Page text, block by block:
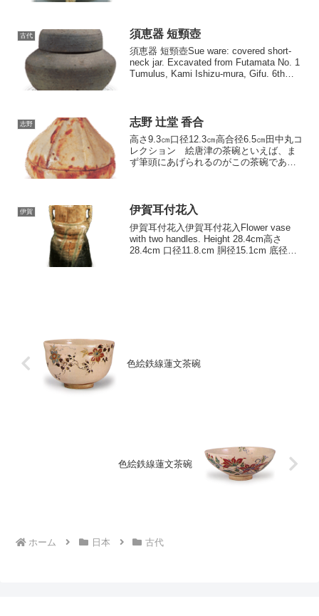
古代 須恵器 短頸壺
須恵器 短頸壺Sue ware: covered short-
neck jar. Excavated from Futamata No. 1
Tumulus, Kami Ishizu-mura, Gifu. 6th
志野 志野 辻堂 香合
高さ9.3㎝口径12.3㎝高合径6.5㎝田中丸コ
レクション 絵唐津の茶碗といえば、ま
ず筆頭にあげられるのがこの茶碗であり
伊賀 伊賀耳付花入
伊賀耳付花入伊賀耳付花入Flower vase
with two handles. Height 28.4cm高さ
28.4cm 口径11.8.cm 胴径15.1cm 底径
色絵鉄線蓮文茶碗
色絵鉄線蓮文茶碗
ホーム 日本 古代